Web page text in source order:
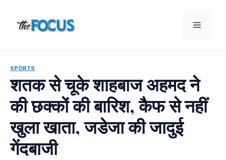
content
Menu
SPORTS
शतक से चूके शाहबाज अहमद ने
की छक्कों की बारिश, कैफ से नहीं
खुला खाता, जडेजा की जादुई
गेंदबाजी